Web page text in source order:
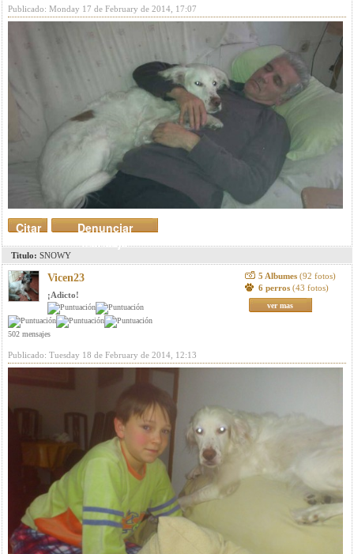
Publicado: Monday 17 de February de 2014, 17:07
Denunciar
mensaje
Citar
Titulo: SNOWY
Vicen23
¡Adicto!
502 mensajes
5 Albumes (92 fotos)
6 perros (43 fotos)
ver mas
Publicado: Tuesday 18 de February de 2014, 12:13